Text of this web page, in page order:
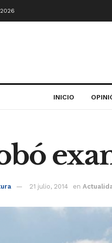
INICIO
21 julio, 2014 en